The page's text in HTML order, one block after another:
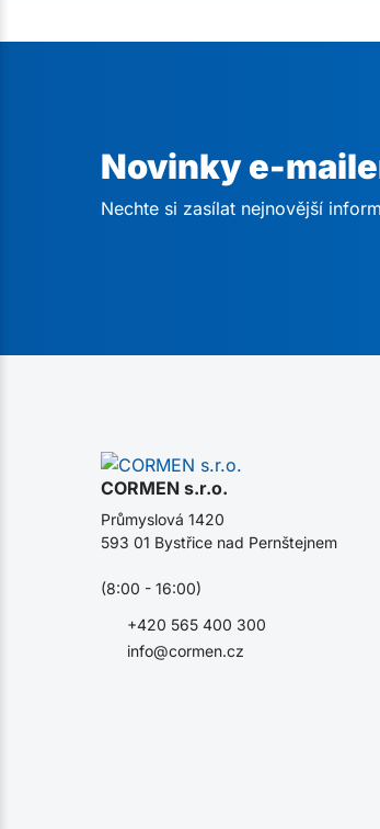
Novinky e-
Nechte si zasílat nejnovější
CORMEN s.r.o.
info@cormen.cz
+420 565 400 300
Průmyslová 1420
593 01 Bystřice nad Pernštejnem
(8:00 - 16:00)